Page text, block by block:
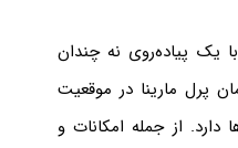
بنابراین با یک پیاده‌روی نه چندان
پرل مارینا در موقعیت
از جمله امکانات و